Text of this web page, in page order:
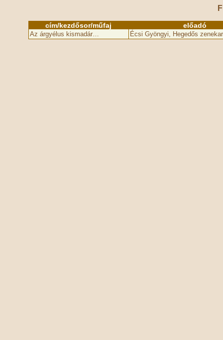
cím/kezdősor/műfaj előadó
Az árgyélus kismadár… Écsi Gyöngyi, Hegedős zenekar